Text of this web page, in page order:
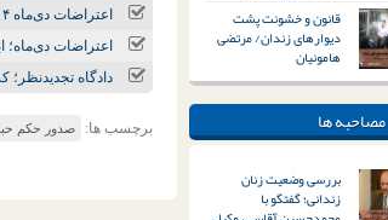
اعتراضات دی‌ماه ۱۴۰۴؛ حکم ۵ سال حبس نعیم لشکری قطعی شد
اعتراضات دی‌ماه؛
دادگاه
برچسب ها: صدور حکم
قانون و خشونت پشت
دیوارهای زندان/ مرتضی
هامونیان
مصاحبه ها
بررسی وضعیت زنان
زندانی؛ گفتگو با